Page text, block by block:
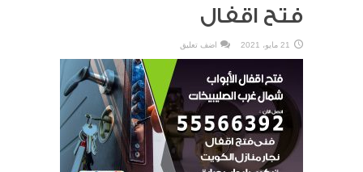
فتح اقفال
21 مايو، 2021 اضف تعليق